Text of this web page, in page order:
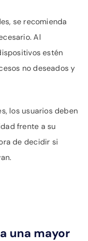
se recomienda
Al
estén
no deseados y
los usuarios deben
frente a su
de decidir si
una mayor